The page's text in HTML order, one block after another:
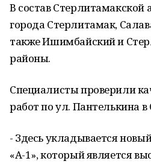
В состав Стерлитамакской
города Стерлитамак,
также Ишимбайский и
районы.
Специалисты проверили
работ по ул. Пантелькина
- Здесь укладывается
«А-1», который является